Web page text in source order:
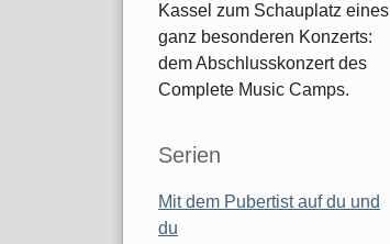
Kassel zum Schauplatz eines
ganz besonderen Konzerts:
dem Abschlusskonzert des
Complete Music Camps.
Serien
Mit dem Pubertist auf du und
du